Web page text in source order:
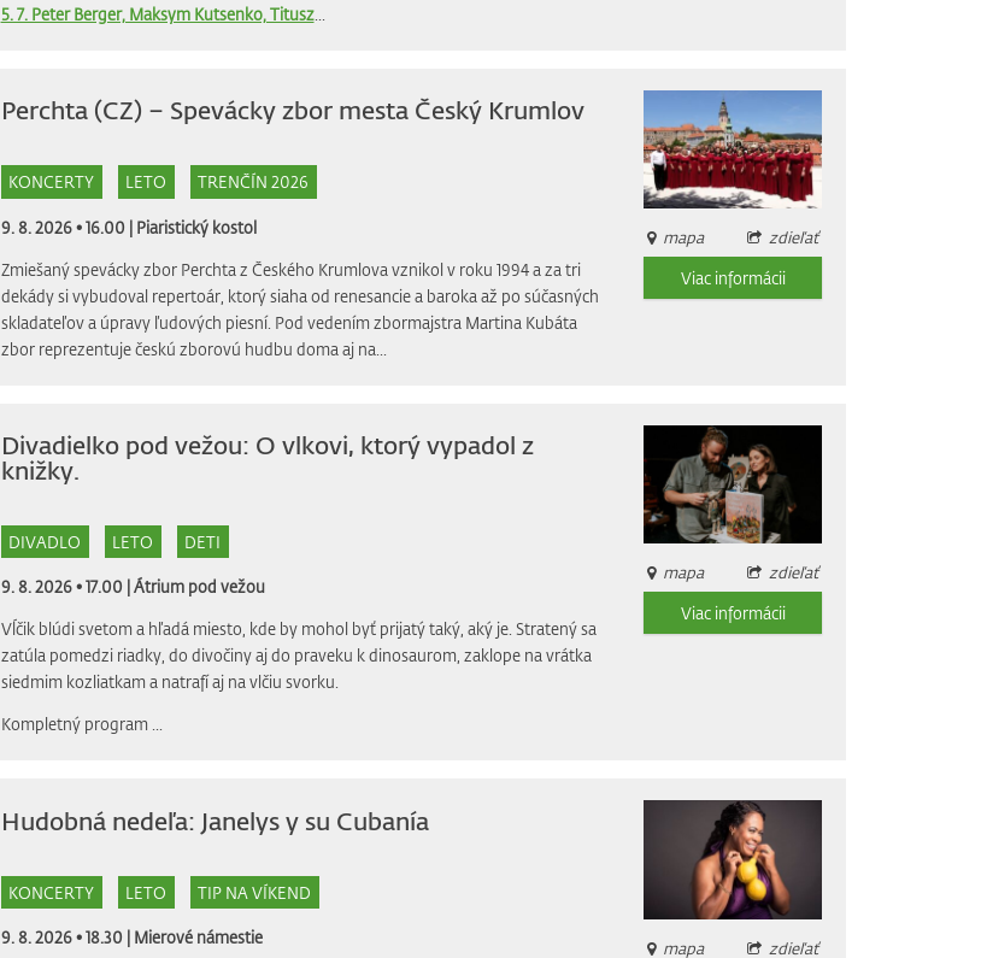
5. 7. Peter Berger, Maksym Kutsenko, Titusz...
Perchta (CZ) – Spevácky zbor mesta Český Krumlov
KONCERTY LETO TRENČÍN 2026
9. 8. 2026 • 16.00 | Piaristický kostol
Zmiešaný spevácky zbor Perchta z Českého Krumlova vznikol v roku 1994 a za tri
dekády si vybudoval repertoár, ktorý siaha od renesancie a baroka až po súčasných
skladateľov a úpravy ľudových piesní. Pod vedením zbormajstra Martina Kubáta
zbor reprezentuje českú zborovú hudbu doma aj na...
mapa
zdieľať
Viac informácii
Divadielko pod vežou: O vlkovi, ktorý vypadol z
knižky.
DIVADLO LETO DETI
9. 8. 2026 • 17.00 |Átrium pod vežou
Vĺčik blúdi svetom a hľadá miesto, kde by mohol byť prijatý taký, aký je. Stratený sa
zatúla pomedzi riadky, do divočiny aj do praveku k dinosaurom, zaklope na vrátka
siedmim kozliatkam a natrafí aj na vlčiu svorku.
Kompletný program ...
mapa
zdieľať
Viac informácii
Hudobná nedeľa: Janelys y su Cubanía
KONCERTY LETO TIP NA VÍKEND
9. 8. 2026 • 18.30 | Mierové námestie
mapa zdieľať